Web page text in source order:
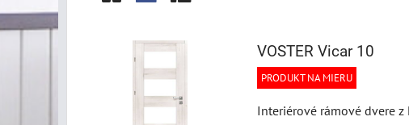
VOSTER Vicar 10
PRODUKT NA MIERU
Interiérové rámové dvere z